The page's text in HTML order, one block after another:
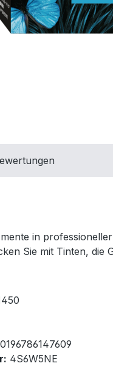
in
Sie mit Tinten,
0196786147609
4S6W5NE